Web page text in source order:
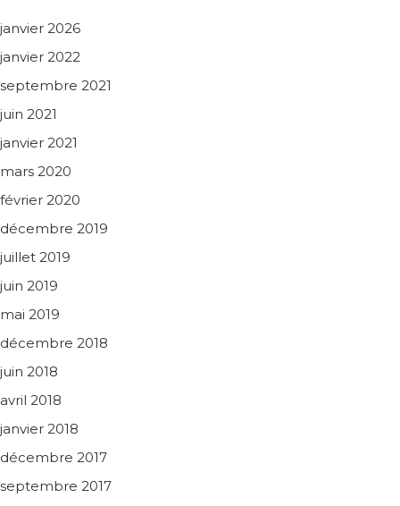
janvier 2026
janvier 2022
septembre 2021
juin 2021
janvier 2021
mars 2020
février 2020
décembre 2019
juillet 2019
juin 2019
mai 2019
décembre 2018
juin 2018
avril 2018
janvier 2018
décembre 2017
septembre 2017